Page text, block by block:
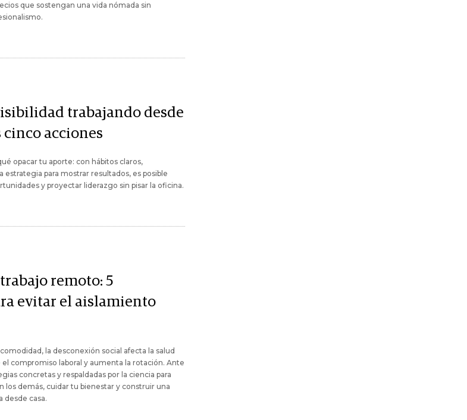
que sostengan una vida nómada sin
trabajando desde
cinco acciones
opacar tu aporte: con hábitos claros,
estrategia para mostrar resultados, es posible
y proyectar liderazgo sin pisar la oficina.
remoto: 5
evitar el aislamiento
la desconexión social afecta la salud
compromiso laboral y aumenta la rotación. Ante
concretas y respaldadas por la ciencia para
los demás, cuidar tu bienestar y construir una
desde casa.